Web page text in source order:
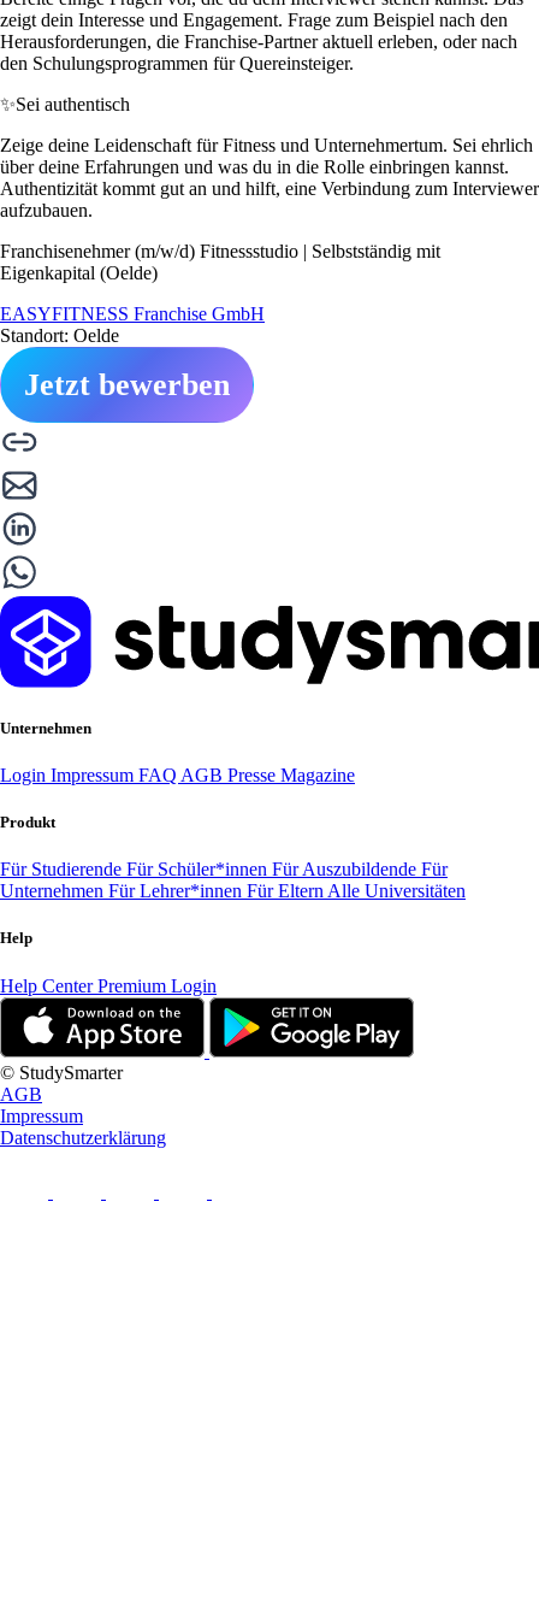
zeigt dein Interesse und Engagement. Frage zum Beispiel nach den
Herausforderungen, die Franchise-Partner aktuell erleben, oder nach
den Schulungsprogrammen für Quereinsteiger.
✨Sei authentisch
Zeige deine Leidenschaft für Fitness und Unternehmertum. Sei ehrlich
über deine Erfahrungen und was du in die Rolle einbringen kannst.
Authentizität kommt gut an und hilft, eine Verbindung zum Interviewer
aufzubauen.
Franchisenehmer (m/w/d) Fitnessstudio | Selbstständig mit
Eigenkapital (Oelde)
EASYFITNESS Franchise GmbH
Standort: Oelde
Jetzt bewerben
Unternehmen
Login Impressum FAQ AGB Presse Magazine
Produkt
Für Studierende Für Schüler*innen Für Auszubildende Für
Unternehmen Für Lehrer*innen Für Eltern Alle Universitäten
Help
Help CenterPremium Login
© StudySmarter
AGB
Impressum
Datenschutzerklärung